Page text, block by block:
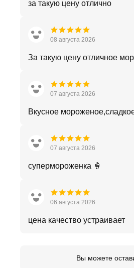
за такую цену отлично
08 августа 2026
За такую цену отличное
07 августа 2026
Вкусное
07 августа 2026
супермороженка 🍦
06 августа 2026
цена качество устраивает
Вы можете